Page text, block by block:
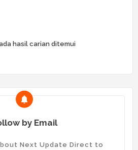
hasil carian ditemui
by Email
Next Update Direct to